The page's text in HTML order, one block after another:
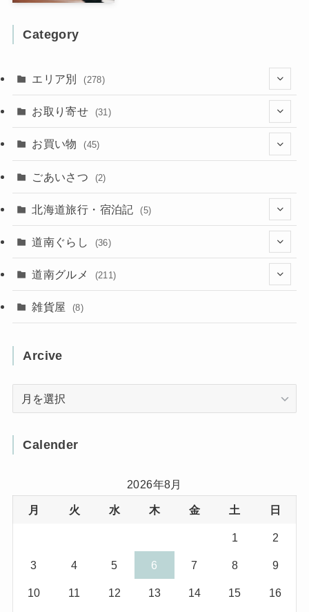
Category
エリア別 (278)
(102)
(2)
(16)
(31)
(137)
(78)
(16)
お取り寄せ (31)
(4)
(2)
(1)
お買い物 (45)
(10)
(2)
(2)
(11)
ごあいさつ (2)
北海道旅行・宿泊記 (5)
(5)
道南ぐらし (36)
(13)
(10)
道南グルメ (211)
(3)
(10)
雑貨屋 (8)
Arcive
Arcive
Calender
2026年8月
月 火 水 木 金 土 日
1 2
3 4 5 6 7 8 9
10 11 12 13 14 15 16